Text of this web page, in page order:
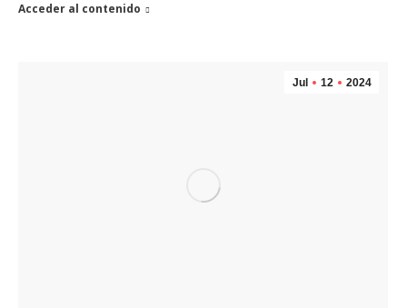
Acceder al contenido
Jul 12 2024